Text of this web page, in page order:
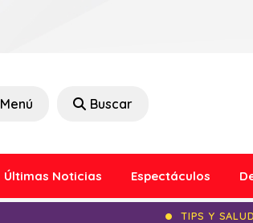
Menú Buscar
Últimas Noticias Espectáculos
TIPS Y SALUD